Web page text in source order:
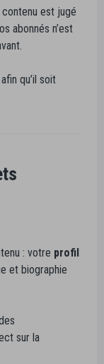
contenu est jugé
abonnés n’est
qu’il soit
: votre profil
et biographie
sur la